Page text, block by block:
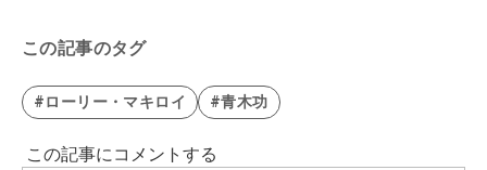
この記事のタグ
#ローリー・マキロイ #青木功